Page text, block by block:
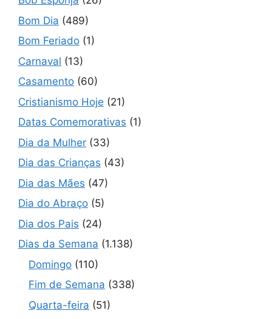
Bom Dia (489)
Bom Feriado (1)
Carnaval (13)
Casamento (60)
Cristianismo Hoje (21)
Datas Comemorativas (1)
Dia da Mulher (33)
Dia das Crianças (43)
Dia das Mães (47)
Dia do Abraço (5)
Dia dos Pais (24)
Dias da Semana (1.138)
Domingo (110)
Fim de Semana (338)
Quarta-feira (51)